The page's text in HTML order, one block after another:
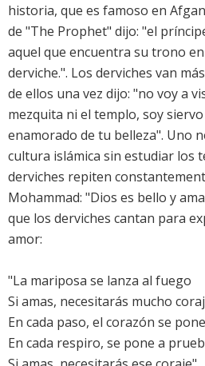
historia, que es famoso en
de "The Prophet" dijo: "el
aquel que encuentra su trono
derviche.". Los derviches van
de ellos una vez dijo: "no voy a
mezquita ni el templo, soy
enamorado de tu belleza". Uno
cultura islámica sin estudiar los
derviches repiten
Mohammad: "Dios es bello y
que los derviches cantan para
amor:
"La mariposa se lanza al fuego
Si amas, necesitarás mucho
En cada paso, el corazón se
En cada respiro, se pone a